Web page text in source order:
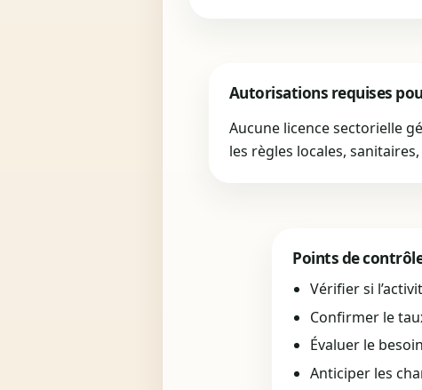
Autorisations requises
Aucune licence sectorielle
les règles locales,
Points de
Vérifier si
Confirmer le
Évaluer le
Anticiper les